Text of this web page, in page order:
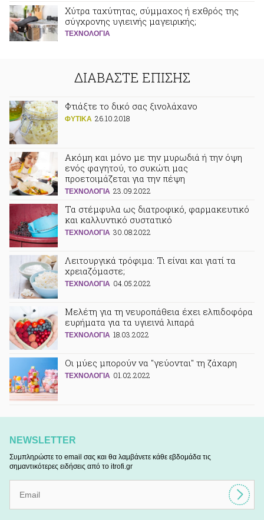
Χύτρα ταχύτητας, σύμμαχος ή εχθρός της
σύγχρονης υγιεινής μαγειρικής;
ΤΕΧΝΟΛΟΓΙΑ
ΔΙΑΒΑΣΤΕ ΕΠΙΣΗΣ
Φτιάξτε το δικό σας ξινολάχανο
ΦΥΤΙΚA 26.10.2018
Ακόμη και μόνο με την μυρωδιά ή την όψη
ενός φαγητού, το συκώτι μας
προετοιμάζεται για την πέψη
ΤΕΧΝΟΛΟΓΙΑ 23.09.2022
Τα στέμφυλα ως διατροφικό, φαρμακευτικό
και καλλυντικό συστατικό
ΤΕΧΝΟΛΟΓΙΑ 30.08.2022
Λειτουργικά τρόφιμα: Τι είναι και γιατί τα
χρειαζόμαστε;
ΤΕΧΝΟΛΟΓΙΑ 04.05.2022
Μελέτη για τη νευροπάθεια έχει ελπιδοφόρα
ευρήματα για τα υγιεινά λιπαρά
ΤΕΧΝΟΛΟΓΙΑ 18.03.2022
Οι μύες μπορούν να "γεύονται" τη ζάχαρη
ΤΕΧΝΟΛΟΓΙΑ 01.02.2022
NEWSLETTER
Συμπληρώστε το email σας και θα λαμβάνετε κάθε εβδομάδα τις
σημαντικότερες ειδήσεις από το itrofi.gr